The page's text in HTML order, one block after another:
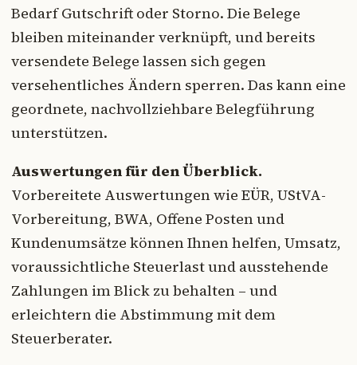
Bedarf Gutschrift oder Storno. Die Belege
bleiben miteinander verknüpft, und bereits
versendete Belege lassen sich gegen
versehentliches Ändern sperren. Das kann eine
geordnete, nachvollziehbare Belegführung
unterstützen.
Auswertungen für den Überblick.
Vorbereitete Auswertungen wie EÜR, UStVA-
Vorbereitung, BWA, Offene Posten und
Kundenumsätze können Ihnen helfen, Umsatz,
voraussichtliche Steuerlast und ausstehende
Zahlungen im Blick zu behalten – und
erleichtern die Abstimmung mit dem
Steuerberater.